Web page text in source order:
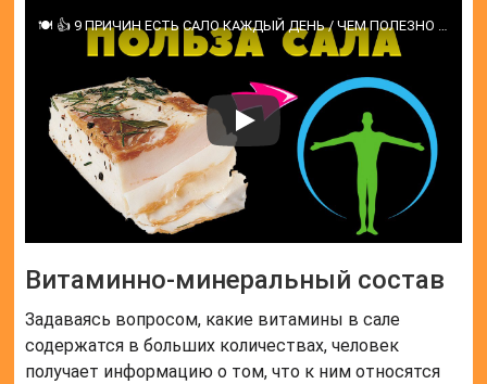
🍽 👍 9 ПРИЧИН ЕСТЬ САЛО КАЖДЫЙ ДЕНЬ / ЧЕМ ПОЛЕЗНО САЛО/ ПОЛЬЗА САЛА
Витаминно-минеральный состав
Задаваясь вопросом, какие витамины в сале
содержатся в больших количествах, человек
получает информацию о том, что к ним относятся